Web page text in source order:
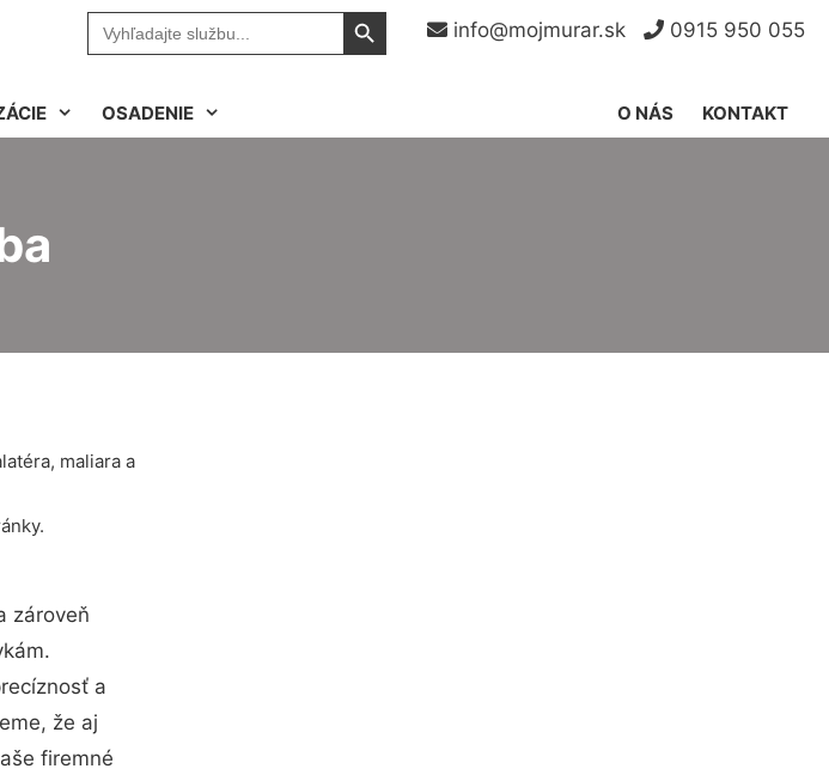
info@mojmurar.sk 0915 950 055
Search
for:
Search Button
OSADENIE KONTAKT
O NÁS
maliara a
zároveň
a
že aj
firemné